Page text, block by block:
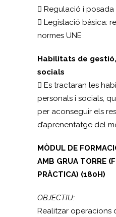
 Regulació i posada
 Legislació bàsica:
normes UNE
Habilitats de
socials
 Es tractaran les
personals i socials,
per aconseguir els
d’aprenentatge del
MÒDUL DE
AMB GRUA TORRE
PRÀCTICA) (180H)
OBJECTIU:
Realitzar operacions